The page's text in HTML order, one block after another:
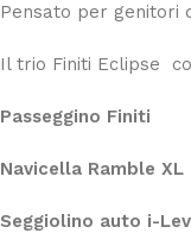
Pensato per genitori
Il trio Finiti Eclipse
Passeggino Finiti
Navicella Ramble XL
Seggiolino auto i-